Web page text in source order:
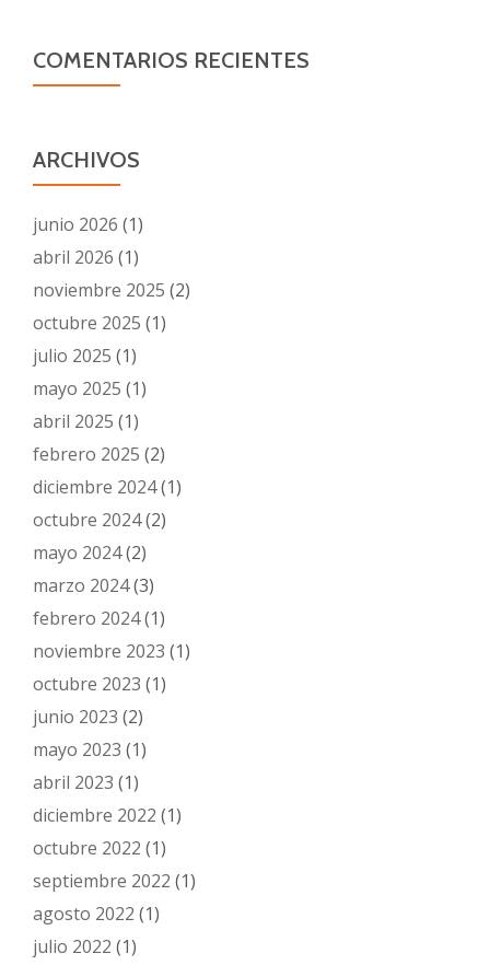
COMENTARIOS RECIENTES
ARCHIVOS
junio 2026 (1)
abril 2026 (1)
noviembre 2025 (2)
octubre 2025 (1)
julio 2025 (1)
mayo 2025 (1)
abril 2025 (1)
febrero 2025 (2)
diciembre 2024(1)
octubre 2024(2)
mayo 2024(2)
marzo 2024(3)
febrero 2024(1)
noviembre 2023 (1)
octubre 2023 (1)
junio 2023 (2)
mayo 2023 (1)
abril 2023 (1)
diciembre 2022 (1)
octubre 2022 (1)
septiembre 2022 (1)
agosto 2022 (1)
julio 2022 (1)